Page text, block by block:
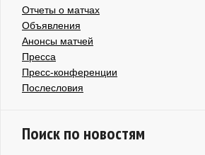
Отчеты о матчах
Объявления
Анонсы матчей
Пресса
Пресс-конференции
Послесловия
Поиск по новостям